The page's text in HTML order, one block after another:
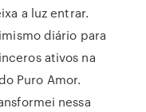
a luz entrar.
diário para
ativos na
Puro Amor.
nessa